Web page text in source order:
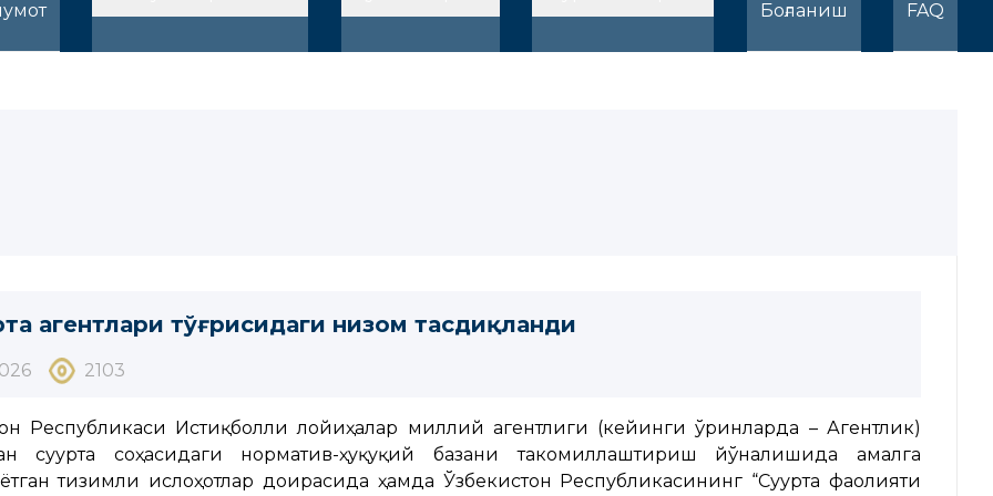
Боғланиш
FAQ
агентлари тўғрисидаги низом тасдиқланди
2103
Республикаси Истиқболли лойиҳалар миллий агентлиги (кейинги ўринларда – Агентлик)
суғурта соҳасидаги норматив-ҳуқуқий базани такомиллаштириш йўналишида амалга
тизимли ислоҳотлар доирасида ҳамда Ўзбекистон Республикасининг “Суғурта фаолияти